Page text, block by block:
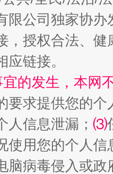
塑工作
限公司独家协
，授权合法、
链接。
宜的发生，本网
要求提供您的个
人信息泄漏； ⑶
使用您的个人
脑病毒侵入或